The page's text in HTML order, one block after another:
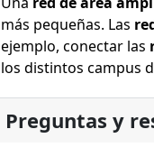
más pequeñas. Las
ejemplo, conectar las
los distintos campus
Preguntas y